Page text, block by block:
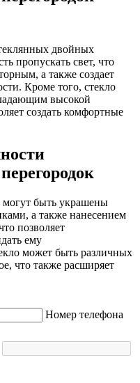
двойных
пропускать свет, что
а также создает
Кроме того, стекло
высокой
создать комфортные
быть украшены
а также нанесением
позволяет
ему
может быть различных
что также расширяет
Номер телефона